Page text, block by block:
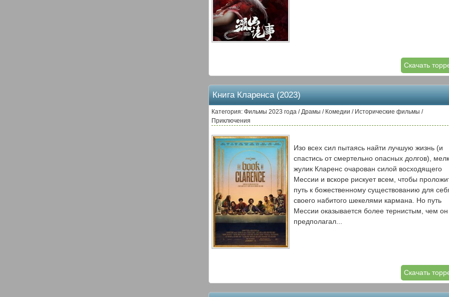
Скачать
Книга Кларенса (2023)
Категория: Фильмы 2023 года / Драмы / Комедии / Исторические фильмы /
Приключения
Изо всех сил пытаясь найти лучшую жизнь (и
спастись от смертельно опасных долгов),
жулик Кларенс очарован силой восходящего
Мессии и вскоре рискует всем, чтобы
путь к божественному существованию для
своего набитого шекелями кармана. Но путь
Мессии оказывается более тернистым, чем он
предполагал...
Скачать